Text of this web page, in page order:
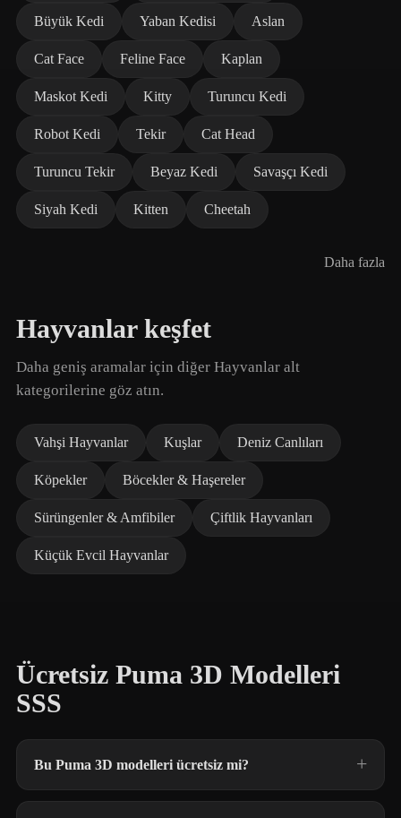
Büyük Kedi Yaban Kedisi Aslan
Cat Face Feline Face Kaplan
Maskot Kedi Kitty Turuncu Kedi
Robot Kedi Tekir Cat Head
Turuncu Tekir Beyaz Kedi Savaşçı Kedi
Siyah Kedi Kitten Cheetah
Daha fazla
Hayvanlar keşfet
Daha geniş aramalar için diğer Hayvanlar alt
kategorilerine göz atın.
Vahşi Hayvanlar Kuşlar Deniz Canlıları
Köpekler Böcekler & Haşereler
Sürüngenler & Amfibiler Çiftlik Hayvanları
Küçük Evcil Hayvanlar
Ücretsiz Puma 3D Modelleri
SSS
Bu Puma 3D modelleri ücretsiz mi?